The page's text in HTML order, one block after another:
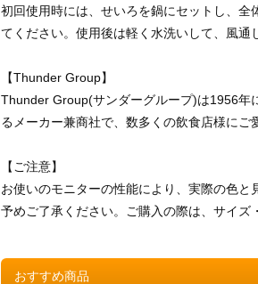
初回使用時には、せいろを鍋にセットし、
てください。使用後は軽く水洗いして、風通
【Thunder Group】
Thunder Group(サンダーグループ)は1956年
るメーカー兼商社で、数多くの飲食店様にご
【ご注意】
お使いのモニターの性能により、実際の色と
予めご了承ください。ご購入の際は、サイズ
おすすめ商品